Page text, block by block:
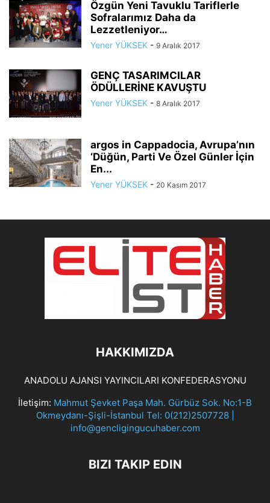
​Özgün Yeni Tavuklu Tariflerle
Sofralarımız Daha da
Lezzetleniyor…
Yener YÜKSEK - 9 Aralık 2017
GENÇ TASARIMCILAR
ÖDÜLLERİNE KAVUŞTU
Yener YÜKSEK - 8 Aralık 2017
argos in Cappadocia, Avrupa’nın
‘Düğün, Parti Ve Özel Günler İçin
En...
Yener YÜKSEK - 20 Kasım 2017
HAKKIMIZDA
ANADOLU AJANSI YAYINCILARI KONFEDERASYONU
İletişim: Mahmut Şevket Paşa Mah. Gürbüz Sok. No:1-B
Okmeydanı-Şişli-İstanbul Tel: 0(212)2507728 |
info@gencligingucuhaber.com
BIZI TAKIP EDIN